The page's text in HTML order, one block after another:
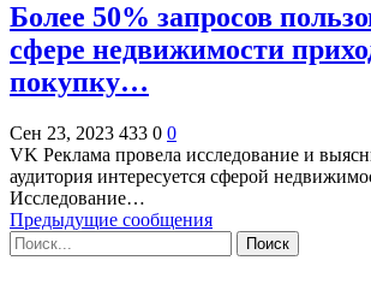
Более 50% запросов
сфере недвижимости
покупку…
Сен 23, 2023 433 0 0
VK Реклама провела исследование и
аудитория интересуется сферой
Исследование…
Предыдущие сообщения